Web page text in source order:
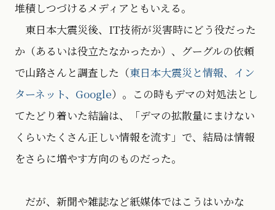
堆積しつづけるメディアともいえる。
東日本大震災後、IT技術が災害時にどう役だった
か（あるいは役立たなかったか）、グーグルの依頼
で山路さんと調査した（東日本大震災と情報、イン
ターネット、Google）。この時もデマの対処法とし
てたどり着いた結論は、「デマの拡散量にまけない
くらいたくさん正しい情報を流す」で、結局は情報
をさらに増やす方向のものだった。
だが、新聞や雑誌など紙媒体ではこうはいかな